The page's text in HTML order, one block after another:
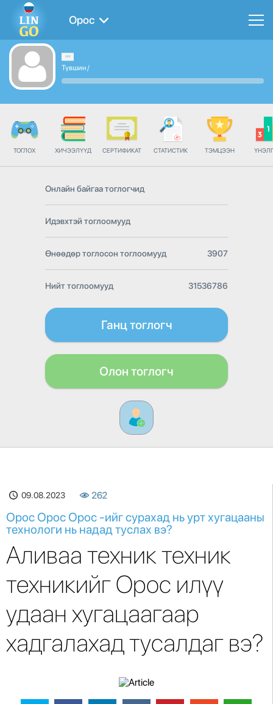
Орос
Түвшин/
ТОГЛОХ ХИЧЭЭЛҮҮД СЕРТИФИКАТ СТАТИСТИК ТЭМЦЭЭН
Онлайн байгаа тоглогчид
Идэвхтэй тоглоомууд
Өнөөдөр тоглосон тоглоомууд 3907
Нийт тоглоомууд 31536786
Ганц тоглогч
Олон тоглогч
09.08.2023 262
Орос Орос Орос -ийг сурахад нь урт хугацааны
технологи нь надад туслах вэ?
Аливаа техник техник
техникийг Орос илүү
удаан хугацаагаар
хадгалахад тусалдаг вэ?